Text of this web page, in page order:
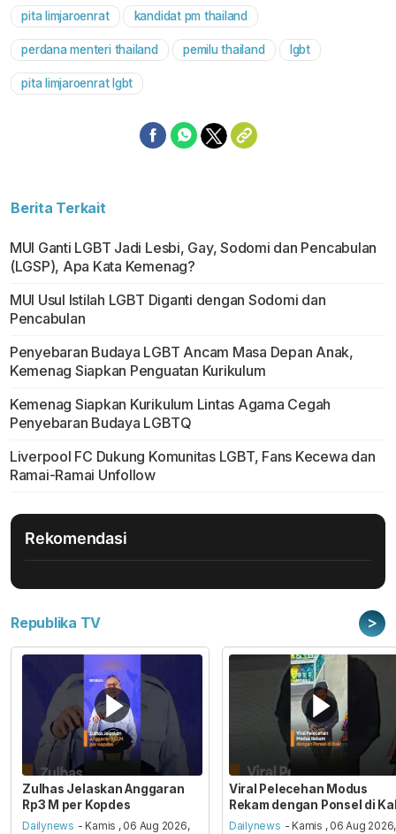
pita limjaroenrat kandidat pm thailand
perdana menteri thailand pemilu thailand lgbt
pita limjaroenrat lgbt
Berita Terkait
MUI Ganti LGBT Jadi Lesbi, Gay, Sodomi dan Pencabulan
(LGSP), Apa Kata Kemenag?
MUI Usul Istilah LGBT Diganti dengan Sodomi dan
Pencabulan
Penyebaran Budaya LGBT Ancam Masa Depan Anak,
Kemenag Siapkan Penguatan Kurikulum
Kemenag Siapkan Kurikulum Lintas Agama Cegah
Penyebaran Budaya LGBTQ
Liverpool FC Dukung Komunitas LGBT, Fans Kecewa dan
Ramai-Ramai Unfollow
Rekomendasi
Republika TV >
Zulhas Jelaskan Anggaran
Rp3 M per Kopdes
Dailynews - Kamis , 06 Aug 2026,
Viral Pelecehan Modus
Rekam dengan Ponsel di
Dailynews - Kamis , 06 Aug 2026,